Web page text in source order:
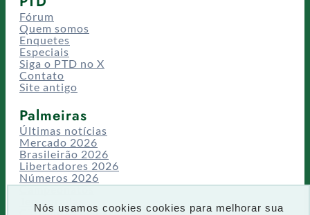
Nós usamos cookies cookies para melhorar sua
Fórum
Quem somos
Enquetes
Especiais
Siga o PTD no X
Contato
Site antigo
Palmeiras
Últimas notícias
Mercado 2026
Brasileirão 2026
Libertadores 2026
Números 2026
Campeonatos
Temporadas